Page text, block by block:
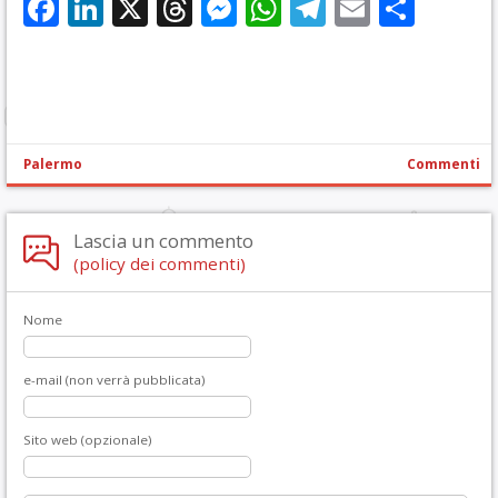
Palermo Commenti
Lascia un commento
(policy dei commenti)
Nome
e-mail (non verrà pubblicata)
Sito web (opzionale)